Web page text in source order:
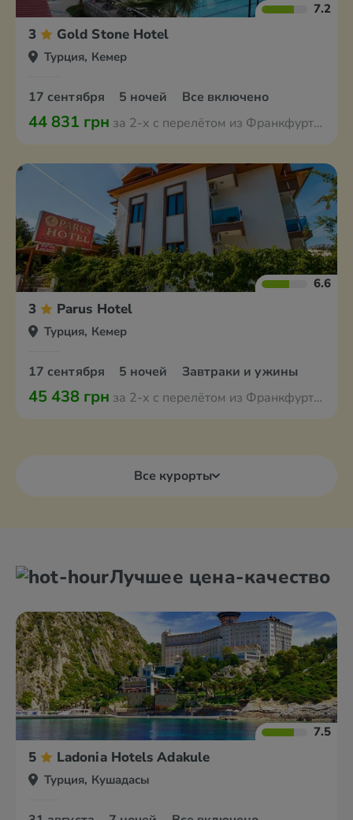
7.2
3 Gold Stone Hotel
Турция, Кемер
17 сентября 5 ночей Все включено
44 831 грн за 2-х с перелётом из Франкфурта-на-Майне
6.6
3 Parus Hotel
Турция, Кемер
17 сентября 5 ночей Завтраки и ужины
45 438 грн за 2-х с перелётом из Франкфурта-на-Майне
Все курорты
Лучшее цена-качество
7.5
5 Ladonia Hotels Adakule
Турция, Кушадасы